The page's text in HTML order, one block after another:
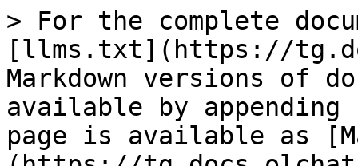
> For the complete
[llms.txt](https://
Markdown versions of
available by
page is available as